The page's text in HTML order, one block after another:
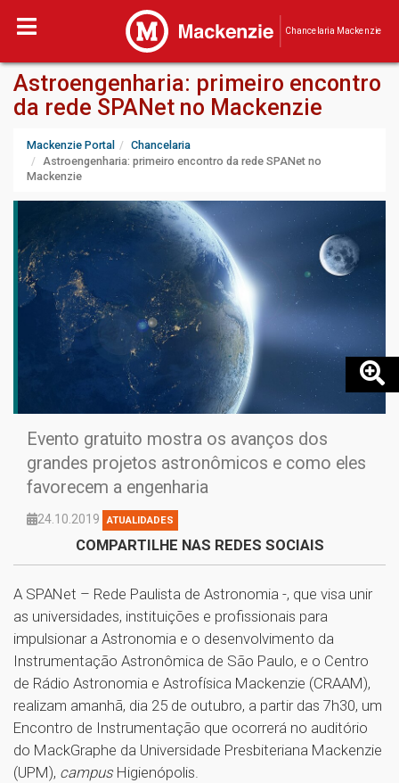
Chancelaria Mackenzie
Astroengenharia: primeiro encontro
da rede SPANet no Mackenzie
Mackenzie Portal
Chancelaria
Astroengenharia: primeiro encontro da rede SPANet no
Mackenzie
Evento gratuito mostra os avanços dos
grandes projetos astronômicos e como eles
favorecem a engenharia
24.10.2019 ATUALIDADES
COMPARTILHE NAS REDES SOCIAIS
A SPANet – Rede Paulista de Astronomia -, que visa unir
as universidades, instituições e profissionais para
impulsionar a Astronomia e o desenvolvimento da
Instrumentação Astronômica de São Paulo, e o Centro
de Rádio Astronomia e Astrofísica Mackenzie (CRAAM),
realizam amanhã, dia 25 de outubro, a partir das 7h30, um
Encontro de Instrumentação que ocorrerá no auditório
do MackGraphe da Universidade Presbiteriana Mackenzie
(UPM), campus Higienópolis.